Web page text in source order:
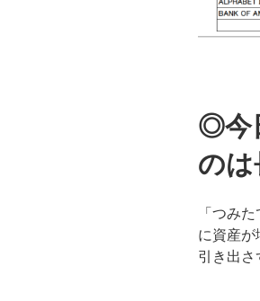
◎今
のは
「つみ
に資産が
引き出さ